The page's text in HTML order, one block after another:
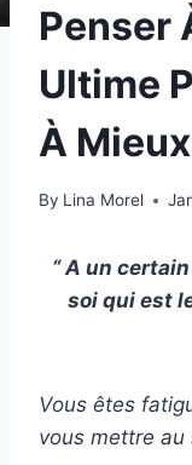
Penser
Ultime
À
By Lina Morel
“ A un
soi qui est
Vous êtes
vous mettre au